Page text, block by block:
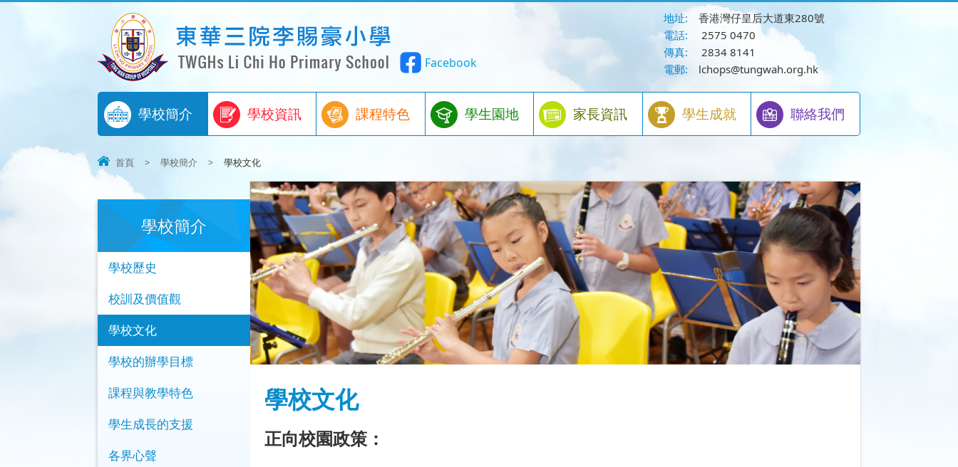
Facebook
地址:
香港灣仔皇后大道東280號
電話:
2575 0470
傳真:
2834 8141
電郵:
lchops@tungwah.org.hk
學校簡介 學校資訊 課程特色 學生園地 家長資訊 學生成就 聯絡我們
首頁 > 學校簡介 > 學校文化
學校文化
正向校園政策：
學校簡介
學校歷史
校訓及價值觀
學校文化
學校的辦學目標
課程與教學特色
學生成長的支援
各界心聲